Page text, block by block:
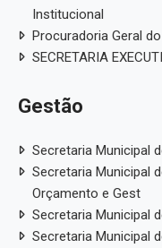
Institucional
Procuradoria Geral
SECRETARIA
Gestão
Secretaria Municipal
Secretaria Municipal
Orçamento e Gest
Secretaria Municipal
Secretaria Municipal